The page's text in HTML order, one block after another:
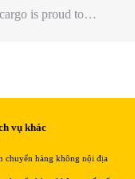
is proud to…
vụ khác
chuyển hàng không nội địa